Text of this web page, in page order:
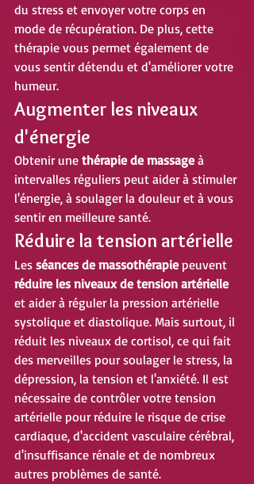
du stress et envoyer votre corps en
mode de récupération. De plus, cette
thérapie vous permet également de
vous sentir détendu et d'améliorer votre
humeur.
Augmenter les niveaux
d'énergie
Obtenir une thérapie de massage à
intervalles réguliers peut aider à stimuler
l'énergie, à soulager la douleur et à vous
sentir en meilleure santé.
Réduire la tension artérielle
Les séances de massothérapie peuvent
réduire les niveaux de tension artérielle
et aider à réguler la pression artérielle
systolique et diastolique. Mais surtout, il
réduit les niveaux de cortisol, ce qui fait
des merveilles pour soulager le stress, la
dépression, la tension et l'anxiété. Il est
nécessaire de contrôler votre tension
artérielle pour réduire le risque de crise
cardiaque, d'accident vasculaire cérébral,
d'insuffisance rénale et de nombreux
autres problèmes de santé.